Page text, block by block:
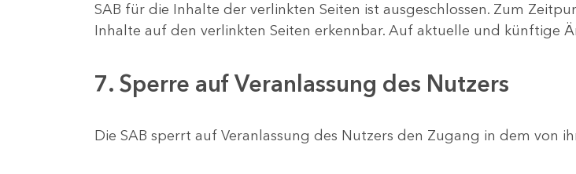
SAB für die Inhalte der verlinkten Seiten ist ausgeschlossen. Zum
Inhalte auf den verlinkten Seiten erkennbar. Auf aktuelle und künftige
7. Sperre auf Veranlassung des Nutzers
Die SAB sperrt auf Veranlassung des Nutzers den Zugang in dem von